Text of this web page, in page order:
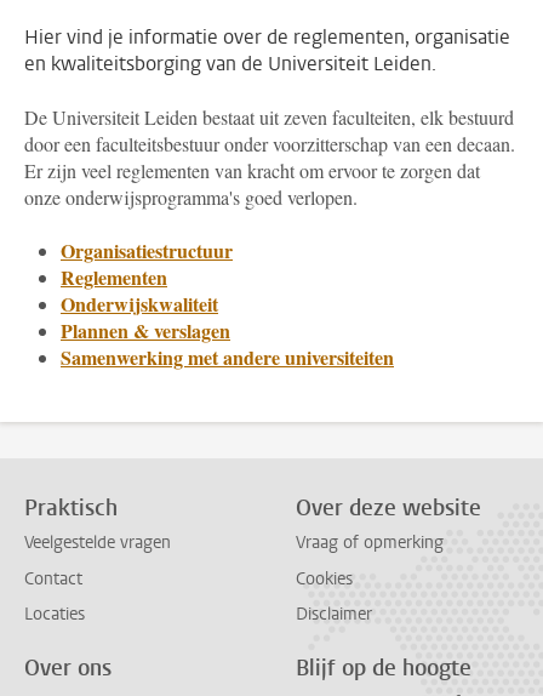
Hier vind je informatie over de reglementen, organisatie
en kwaliteitsborging van de Universiteit Leiden.
De Universiteit Leiden bestaat uit zeven faculteiten, elk bestuurd
door een faculteitsbestuur onder voorzitterschap van een decaan.
Er zijn veel reglementen van kracht om ervoor te zorgen dat
onze onderwijsprogramma's goed verlopen.
Organisatiestructuur
Reglementen
Onderwijskwaliteit
Plannen & verslagen
Samenwerking met andere universiteiten
Praktisch
Veelgestelde vragen
Contact
Locaties
Over deze website
Vraag of opmerking
Cookies
Disclaimer
Over ons Blijf op de hoogte